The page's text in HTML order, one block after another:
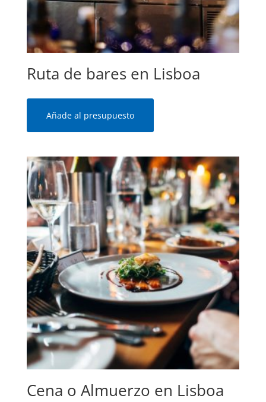
Ruta de bares en Lisboa
Añade al presupuesto
Cena o Almuerzo en Lisboa